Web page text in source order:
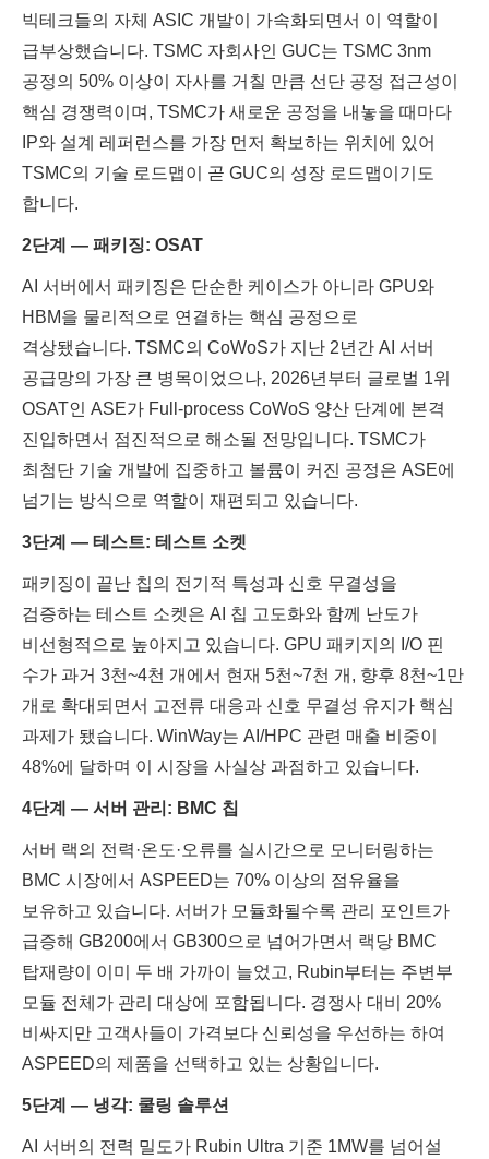
빅테크들의 자체 ASIC 개발이 가속화되면서 이 역할이
급부상했습니다. TSMC 자회사인 GUC는 TSMC 3nm
공정의 50% 이상이 자사를 거칠 만큼 선단 공정 접근성이
핵심 경쟁력이며, TSMC가 새로운 공정을 내놓을 때마다
IP와 설계 레퍼런스를 가장 먼저 확보하는 위치에 있어
TSMC의 기술 로드맵이 곧 GUC의 성장 로드맵이기도
합니다.
2단계 — 패키징: OSAT
AI 서버에서 패키징은 단순한 케이스가 아니라 GPU와
HBM을 물리적으로 연결하는 핵심 공정으로
격상됐습니다. TSMC의 CoWoS가 지난 2년간 AI 서버
공급망의 가장 큰 병목이었으나, 2026년부터 글로벌 1위
OSAT인 ASE가 Full-process CoWoS 양산 단계에 본격
진입하면서 점진적으로 해소될 전망입니다. TSMC가
최첨단 기술 개발에 집중하고 볼륨이 커진 공정은 ASE에
넘기는 방식으로 역할이 재편되고 있습니다.
3단계 — 테스트: 테스트 소켓
패키징이 끝난 칩의 전기적 특성과 신호 무결성을
검증하는 테스트 소켓은 AI 칩 고도화와 함께 난도가
비선형적으로 높아지고 있습니다. GPU 패키지의 I/O 핀
수가 과거 3천~4천 개에서 현재 5천~7천 개, 향후 8천~1만
개로 확대되면서 고전류 대응과 신호 무결성 유지가 핵심
과제가 됐습니다. WinWay는 AI/HPC 관련 매출 비중이
48%에 달하며 이 시장을 사실상 과점하고 있습니다.
4단계 — 서버 관리: BMC 칩
서버 랙의 전력·온도·오류를 실시간으로 모니터링하는
BMC 시장에서 ASPEED는 70% 이상의 점유율을
보유하고 있습니다. 서버가 모듈화될수록 관리 포인트가
급증해 GB200에서 GB300으로 넘어가면서 랙당 BMC
탑재량이 이미 두 배 가까이 늘었고, Rubin부터는 주변부
모듈 전체가 관리 대상에 포함됩니다. 경쟁사 대비 20%
비싸지만 고객사들이 가격보다 신뢰성을 우선하는 하여
ASPEED의 제품을 선택하고 있는 상황입니다.
5단계 — 냉각: 쿨링 솔루션
AI 서버의 전력 밀도가 Rubin Ultra 기준 1MW를 넘어설